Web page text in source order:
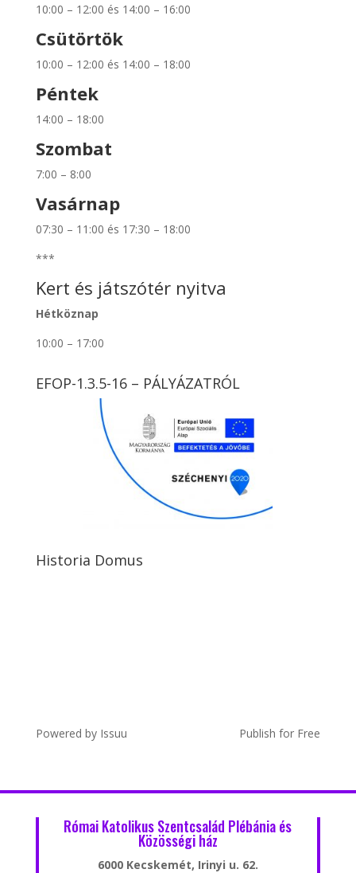
10:00 – 12:00 és 14:00 – 16:00
Csütörtök
10:00 – 12:00 és 14:00 – 18:00
Péntek
14:00 – 18:00
Szombat
7:00 – 8:00
Vasárnap
07:30 – 11:00 és 17:30 – 18:00
***
Kert és játszótér nyitva
Hétköznap
10:00 – 17:00
EFOP-1.3.5-16 – PÁLYÁZATRÓL
Historia Domus
Powered by Issuu Publish for Free
Római Katolikus Szentcsalád Plébánia és
Közösségi ház
6000 Kecskemét, Irinyi u. 62.